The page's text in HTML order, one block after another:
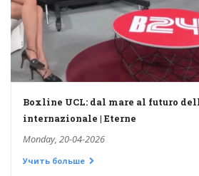
Boxline UCL: dal mare al futuro
internazionale | Eterne
Monday, 20-04-2026
Учить больше